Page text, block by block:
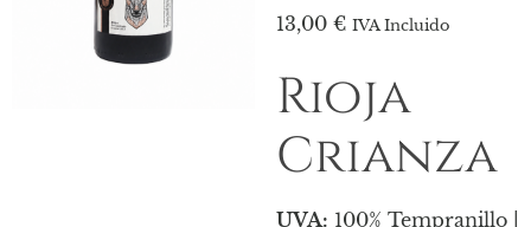
13,00 € IVA Incluido
Rioja
Crianza
UVA: 100% Tempranillo |